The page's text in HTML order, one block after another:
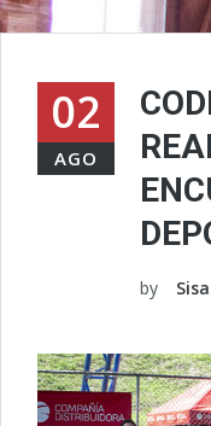
02
AGO
by Sisa